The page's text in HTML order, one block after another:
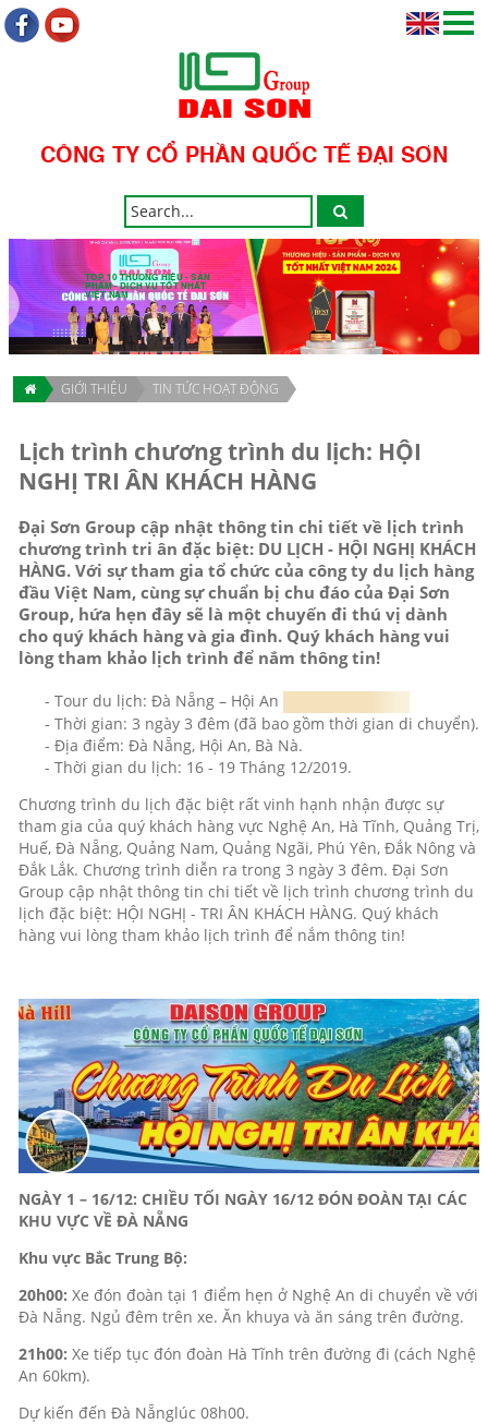
CÔNG TY CỔ PHẦN QUỐC TẾ ĐẠI SƠN
TOP 10 THƯƠNG HIỆU - SẢN
PHẨM - DỊCH VỤ TỐT NHẤT
VIỆT NAM
GIỚI THIỆU TIN TỨC HOẠT ĐỘNG
Lịch trình chương trình du lịch: HỘI
NGHỊ TRI ÂN KHÁCH HÀNG
Đại Sơn Group cập nhật thông tin chi tiết về lịch trình
chương trình tri ân đặc biệt: DU LỊCH - HỘI NGHỊ KHÁCH
HÀNG. Với sự tham gia tổ chức của công ty du lịch hàng
đầu Việt Nam, cùng sự chuẩn bị chu đáo của Đại Sơn
Group, hứa hẹn đây sẽ là một chuyến đi thú vị dành
cho quý khách hàng và gia đình. Quý khách hàng vui
lòng tham khảo lịch trình để nắm thông tin!
- Tour du lịch: Đà Nẵng – Hội An
- Thời gian: 3 ngày 3 đêm (đã bao gồm thời gian di chuyển).
- Địa điểm: Đà Nẵng, Hội An, Bà Nà.
- Thời gian du lịch: 16 - 19 Tháng 12/2019.
Chương trình du lịch đặc biệt rất vinh hạnh nhận được sự
tham gia của quý khách hàng vực Nghệ An, Hà Tĩnh, Quảng Trị,
Huế, Đà Nẵng, Quảng Nam, Quảng Ngãi, Phú Yên, Đắk Nông và
Đắk Lắk. Chương trình diễn ra trong 3 ngày 3 đêm. Đại Sơn
Group cập nhật thông tin chi tiết về lịch trình chương trình du
lịch đặc biệt: HỘI NGHỊ - TRI ÂN KHÁCH HÀNG. Quý khách
hàng vui lòng tham khảo lịch trình để nắm thông tin!
NGÀY 1 – 16/12: CHIỀU TỐI NGÀY 16/12 ĐÓN ĐOÀN TẠI CÁC
KHU VỰC VỀ ĐÀ NẴNG
Khu vực Bắc Trung Bộ:
20h00: Xe đón đoàn tại 1 điểm hẹn ở Nghệ An di chuyển về với
Đà Nẵng. Ngủ đêm trên xe. Ăn khuya và ăn sáng trên đường.
21h00: Xe tiếp tục đón đoàn Hà Tĩnh trên đường đi (cách Nghệ
An 60km).
Dự kiến đến Đà Nẵnglúc 08h00.